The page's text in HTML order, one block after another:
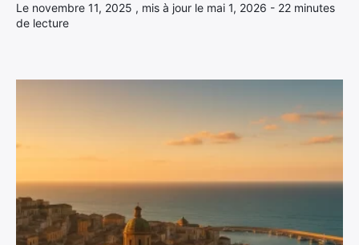
Le novembre 11, 2025 , mis à jour le mai 1, 2026 - 22 minutes
de lecture
Politique de confidentialité